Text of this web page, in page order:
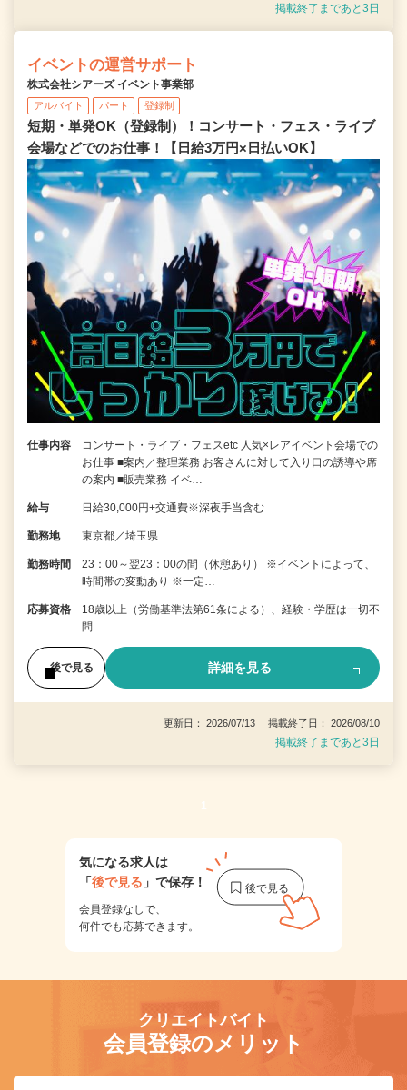
掲載終了まであと3日
イベントの運営サポート
株式会社シアーズ イベント事業部
アルバイト パート 登録制
短期・単発OK（登録制）！コンサート・フェス・ライブ
会場などでのお仕事！【日給3万円×日払いOK】
仕事内容
コンサート・ライブ・フェスetc 人気×レアイベント会場での
お仕事 ■案内／整理業務 お客さんに対して入り口の誘導や席
の案内 ■販売業務 イベ…
給与 日給30,000円+交通費※深夜手当含む
勤務地 東京都／埼玉県
勤務時間
23：00～翌23：00の間（休憩あり） ※イベントによって、
時間帯の変動あり ※一定…
応募資格
18歳以上（労働基準法第61条による）、経験・学歴は一切不
問
後で見る 詳細を見る
更新日： 2026/07/13 掲載終了日： 2026/08/10
掲載終了まであと3日
1
気になる求人は
「後で見る 」で保存！
会員登録なしで、
何件でも応募できます。
クリエイトバイト
会員登録のメリット